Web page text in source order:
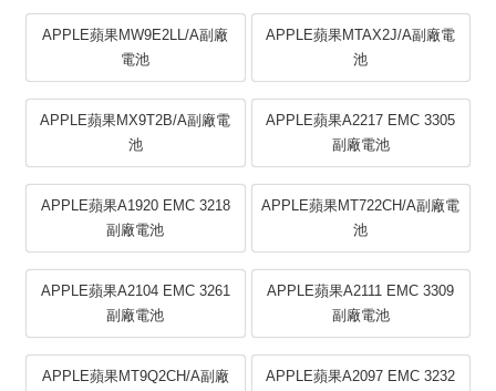
APPLE蘋果MW9E2LL/A副廠
電池
APPLE蘋果MTAX2J/A副廠電
池
APPLE蘋果MX9T2B/A副廠電
池
APPLE蘋果A2217 EMC 3305
副廠電池
APPLE蘋果A1920 EMC 3218
副廠電池
APPLE蘋果MT722CH/A副廠電
池
APPLE蘋果A2104 EMC 3261
副廠電池
APPLE蘋果A2111 EMC 3309
副廠電池
APPLE蘋果MT9Q2CH/A副廠
APPLE蘋果A2097 EMC 3232